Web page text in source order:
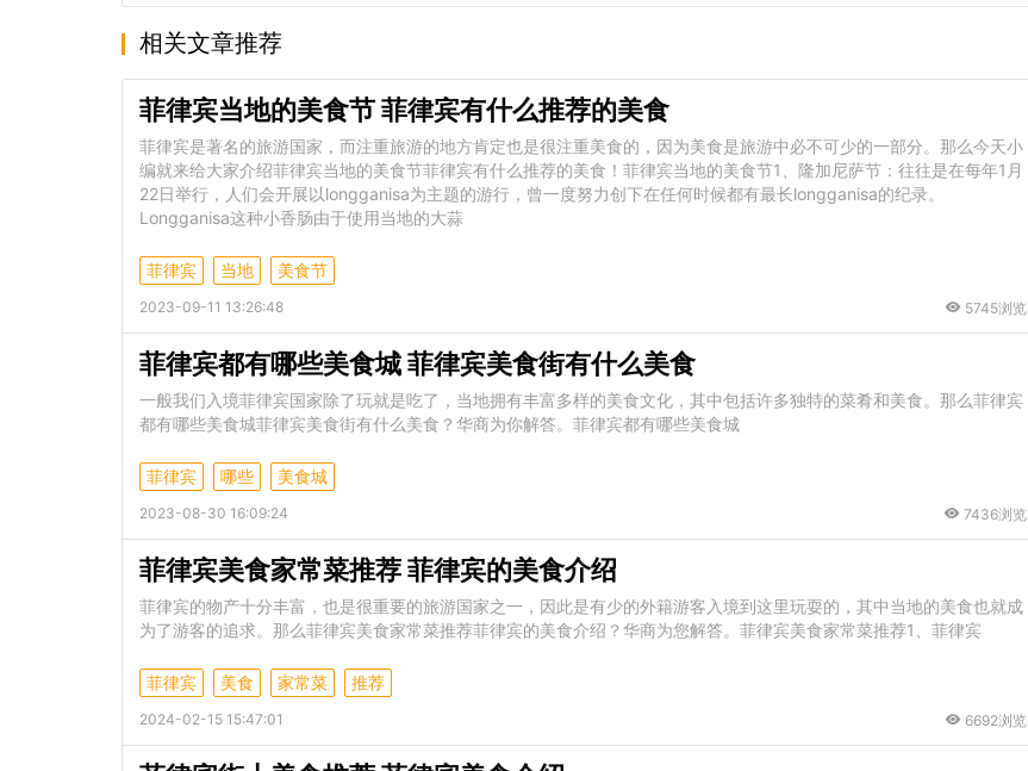
相关文章推荐
菲律宾当地的美食节 菲律宾有什么推荐的美食
菲律宾是著名的旅游国家，而注重旅游的地方肯定也是很注重美食的，因为美食是旅游中必不可少的一部分。那么今天小
编就来给大家介绍菲律宾当地的美食节菲律宾有什么推荐的美食！菲律宾当地的美食节1、隆加尼萨节：往往是在每年1月
22日举行，人们会开展以longganisa为主题的游行，曾一度努力创下在任何时候都有最长longganisa的纪录。
Longganisa这种小香肠由于使用当地的大蒜
菲律宾 当地 美食节
2023-09-11 13:26:48 5745浏览
菲律宾都有哪些美食城 菲律宾美食街有什么美食
一般我们入境菲律宾国家除了玩就是吃了，当地拥有丰富多样的美食文化，其中包括许多独特的菜肴和美食。那么菲律宾
都有哪些美食城菲律宾美食街有什么美食？华商为你解答。菲律宾都有哪些美食城
菲律宾 哪些 美食城
2023-08-30 16:09:24 7436浏览
菲律宾美食家常菜推荐 菲律宾的美食介绍
菲律宾的物产十分丰富，也是很重要的旅游国家之一，因此是有少的外籍游客入境到这里玩耍的，其中当地的美食也就成
为了游客的追求。那么菲律宾美食家常菜推荐菲律宾的美食介绍？华商为您解答。菲律宾美食家常菜推荐1、菲律宾
菲律宾 美食 家常菜 推荐
2024-02-15 15:47:01 6692浏览